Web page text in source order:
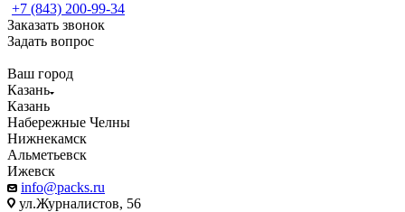
+7 (843) 200-99-34
Заказать звонок
Задать вопрос
Ваш город
Казань
Казань
Набережные Челны
Нижнекамск
Альметьевск
Ижевск
info@packs.ru
ул.Журналистов, 56